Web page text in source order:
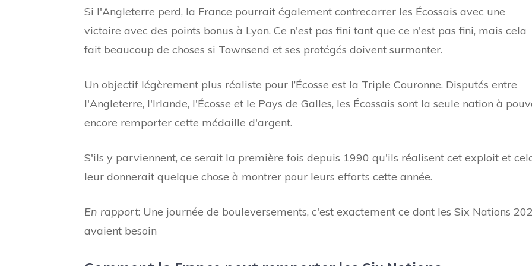
Si l'Angleterre perd, la France pourrait également contrecarrer les Écossais avec une
victoire avec des points bonus à Lyon. Ce n'est pas fini tant que ce n'est pas fini, mais cela
fait beaucoup de choses si Townsend et ses protégés doivent surmonter.
Un objectif légèrement plus réaliste pour l’Écosse est la Triple Couronne. Disputés entre
l'Angleterre, l'Irlande, l'Écosse et le Pays de Galles, les Écossais sont la seule nation à
encore remporter cette médaille d'argent.
S'ils y parviennent, ce serait la première fois depuis 1990 qu'ils réalisent cet exploit et
leur donnerait quelque chose à montrer pour leurs efforts cette année.
En rapport: Une journée de bouleversements, c'est exactement ce dont les Six Nations
avaient besoin